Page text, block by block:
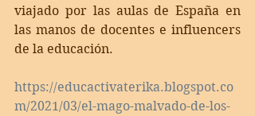
viajado por las aulas de España en
las manos de docentes e influencers
de la educación.
https://educactivaterika.blogspot.co
m/2021/03/el-mago-malvado-de-los-